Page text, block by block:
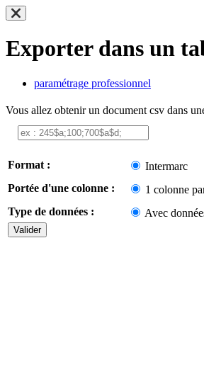
Exporter dans un
paramétrage professionnel
Vous allez obtenir un document csv dans
Format : Intermarc
Portée d'une colonne :
1 colonne
Type de données :
Avec